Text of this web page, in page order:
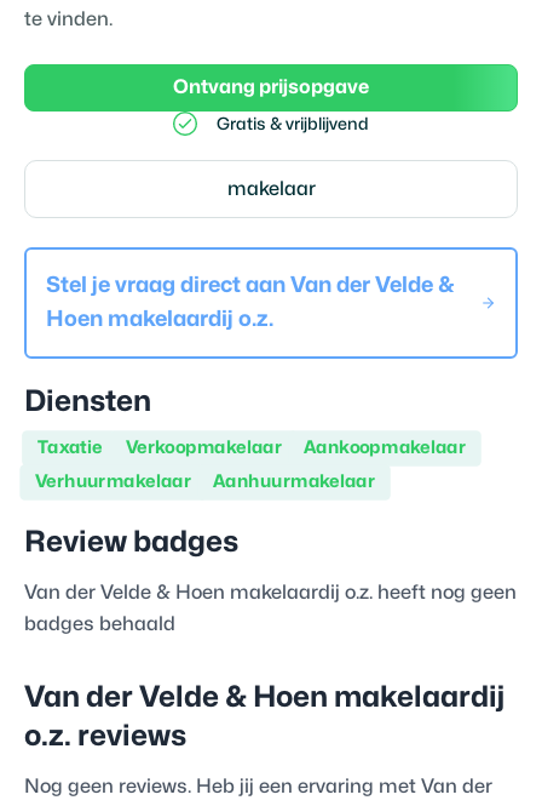
te vinden.
Ontvang prijsopgave
Gratis & vrijblijvend
makelaar
Stel je vraag direct aan Van der Velde &
Hoen makelaardij o.z.
Diensten
Taxatie Verkoopmakelaar Aankoopmakelaar
Verhuurmakelaar Aanhuurmakelaar
Review badges
Van der Velde & Hoen makelaardij o.z. heeft nog geen
badges behaald
Van der Velde & Hoen makelaardij
o.z. reviews
Nog geen reviews. Heb jij een ervaring met Van der